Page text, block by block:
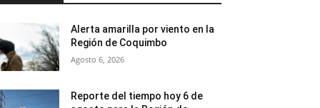
Alerta amarilla por viento en la
Región de Coquimbo
Agosto 6, 2026
Reporte del tiempo hoy 6 de